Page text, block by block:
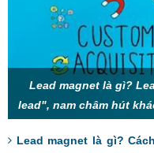
Lead magnet là gì?
lead", nam châm hút
Lead magnet là gì?